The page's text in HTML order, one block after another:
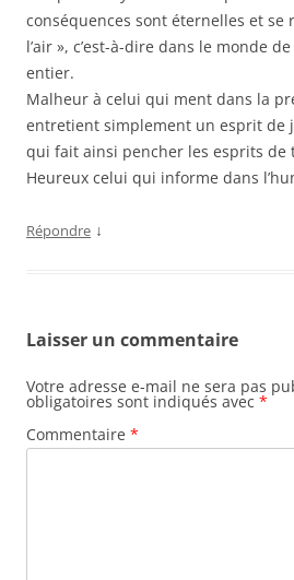
conséquences sont éternelles et se
l’air », c’est-à-dire dans le monde
entier.
Malheur à celui qui ment dans la
entretient simplement un esprit de
qui fait ainsi pencher les esprits de
Heureux celui qui informe dans
Répondre ↓
Laisser un commentaire
Votre adresse e-mail ne sera pas
obligatoires sont indiqués avec *
Commentaire *